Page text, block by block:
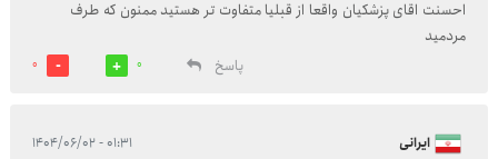
احسنت اقای پزشکیان واقعا از قبلیا متفاوت تر هستید ممنون که طرف
مردمید
پاسخ
0
0
ایرانی ۰۱:۳۱ - ۱۴۰۴/۰۶/۰۲